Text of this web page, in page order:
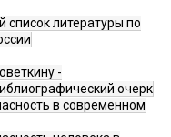
список литературы по
-
очерк
в современном